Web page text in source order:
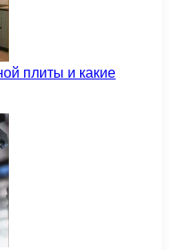
плиты и какие